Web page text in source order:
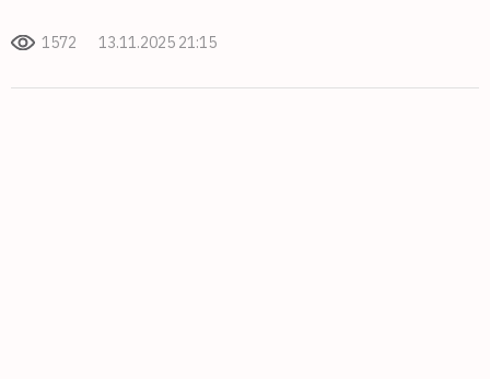
1572 13.11.2025 21:15